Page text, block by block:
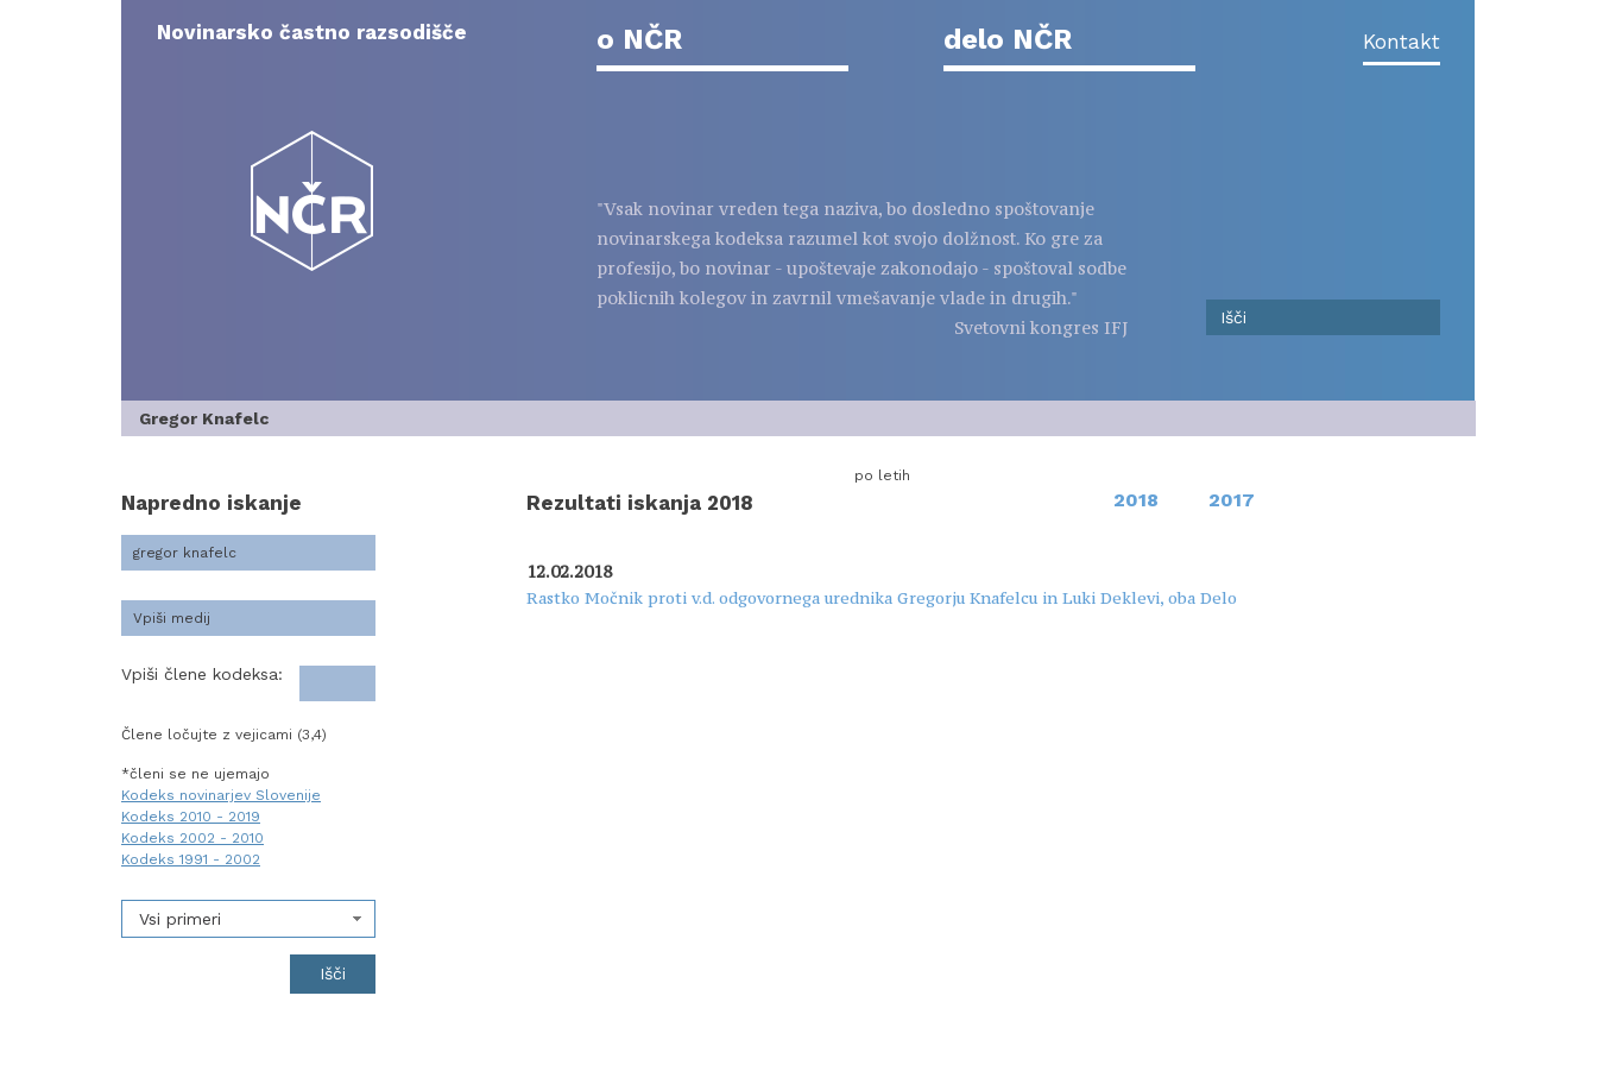
contentNovinarsko častno razsodišče o NČR delo NČR Kontakt
"Vsak novinar vreden tega naziva, bo dosledno spoštovanje
novinarskega kodeksa razumel kot svojo dolžnost. Ko gre za
profesijo, bo novinar - upoštevaje zakonodajo - spoštoval sodbe
poklicnih kolegov in zavrnil vmešavanje vlade in drugih."
Svetovni kongres IFJ
Gregor Knafelc
Napredno iskanje
Vpiši člene kodeksa:
Člene ločujte z vejicami (3,4)
*členi se ne ujemajo
Kodeks novinarjev Slovenije
Kodeks 2010 - 2019
Kodeks 2002 - 2010
Kodeks 1991 - 2002
Vsi primeri
Rezultati iskanja 2018
po letih
2018 2017
12.02.2018
Rastko Močnik proti v.d. odgovornega urednika Gregorju Knafelcu in Luki Deklevi, oba Delo